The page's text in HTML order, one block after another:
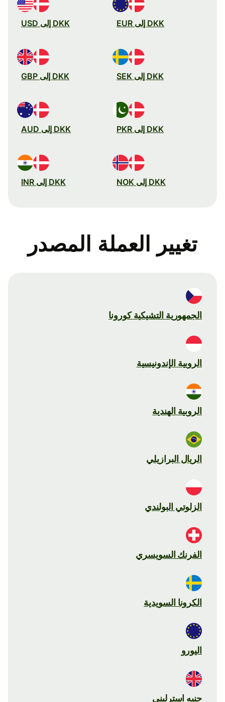
DKK إلى EUR DKK إلى USD
DKK إلى SEK DKK إلى GBP
DKK إلى PKR DKK إلى AUD
DKK إلى NOK DKK إلى INR
تغيير العملة المصدر
الجمهورية التشيكية كورونا
الروبية الإندونيسية
الروبية الهندية
الريال البرازيلي
الزلوتي البولندي
الفرنك السويسري
الكرونا السويدية
اليورو
جنيه استرليني